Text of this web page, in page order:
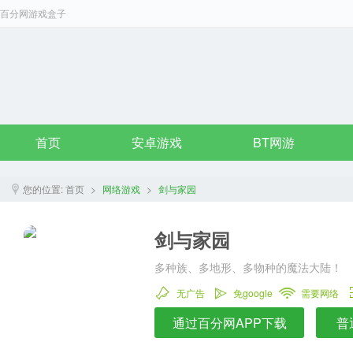
百分网游戏盒子
首页 安卓游戏 BT网游
您的位置:首页 > 网络游戏 > 剑与家园
剑与家园
多种族、多地形、多物种的魔法大陆！
无广告 免google 需要网络
通过百分网APP下载 普